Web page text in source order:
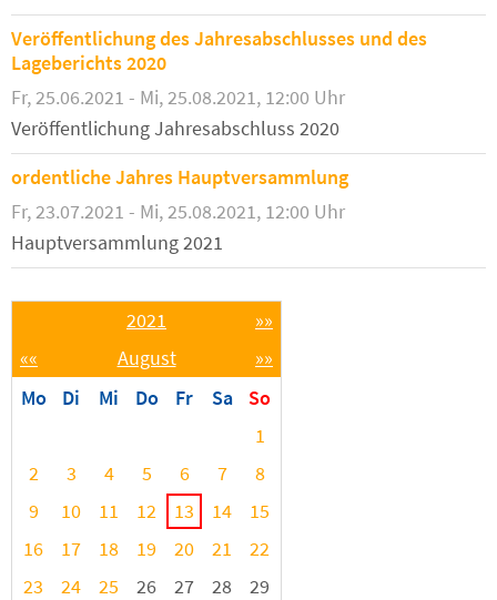
Veröffentlichung des Jahresabschlusses und des
Lageberichts 2020
Fr, 25.06.2021 - Mi, 25.08.2021, 12:00 Uhr
Veröffentlichung Jahresabschluss 2020
ordentliche Jahres Hauptversammlung
Fr, 23.07.2021 - Mi, 25.08.2021, 12:00 Uhr
Hauptversammlung 2021
2021
»»
««
August
»»
Mo
Di Mi Do Fr Sa
So
1
2
3 4 5 6 7
8
9
10 11 12 13 14
15
16
17 18 19 20 21
22
23
24 25 26 27 28
29